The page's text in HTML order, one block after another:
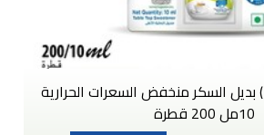
محلى(sugar free ) بديل السكر منخفض السعرات الحرارية
10مل 200 قطرة